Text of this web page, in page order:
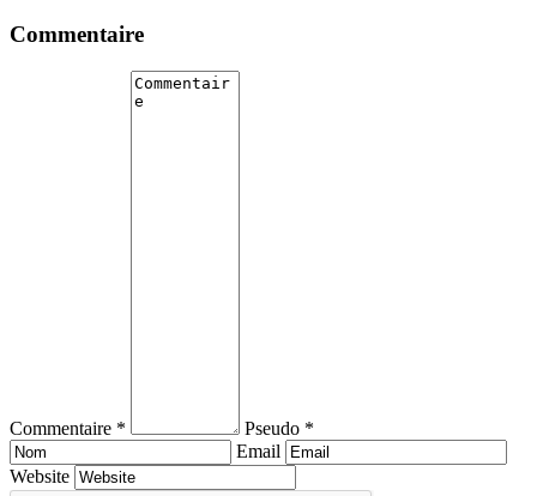
Commentaire
Commentaire *
Pseudo *
Email
Website